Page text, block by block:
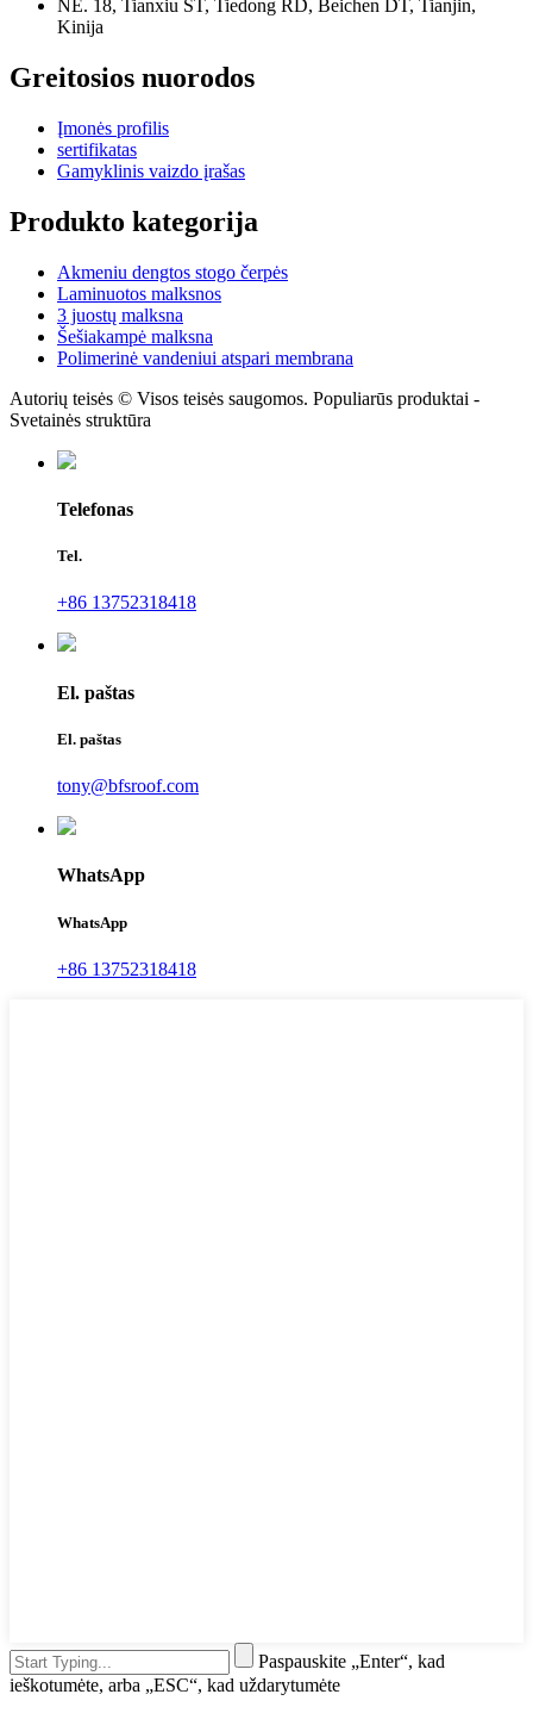
NE. 18, Tianxiu ST, Tiedong RD, Beichen DT, Tianjin,
Kinija
Greitosios nuorodos
Įmonės profilis
sertifikatas
Gamyklinis vaizdo įrašas
Produkto kategorija
Akmeniu dengtos stogo čerpės
Laminuotos malksnos
3 juostų malksna
Šešiakampė malksna
Polimerinė vandeniui atspari membrana
Autorių teisės © Visos teisės saugomos. Populiarūs produktai -
Svetainės struktūra
Telefonas
Tel.
+86 13752318418
El. paštas
El. paštas
tony@bfsroof.com
WhatsApp
WhatsApp
+86 13752318418
Paspauskite „Enter“, kad
ieškotumėte, arba „ESC“, kad uždarytumėte